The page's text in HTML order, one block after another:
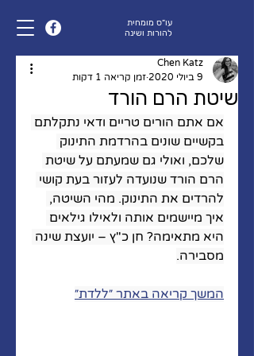
עו״ס מומחית
להורות ושינה
שיטת הרם הורד
Chen Katz
9 ביולי 2020
זמן קריאה 1 דקות
אם אתם הורים טריים ודאי נתקלתם
בקשיים שונים בהרדמת התינוק
שלכם, ואולי גם שמעתם על שיטת
הרם הורד שנועדה לעזור בעת קושי
להרדים את התינוק. מהי השיטה,
איך מיישמים אותה ולאילו גילאים
היא מתאימה? חן כ"ץ – יועצת שינה
מסבירה.
המשך קריאה באתר ״ללדת״